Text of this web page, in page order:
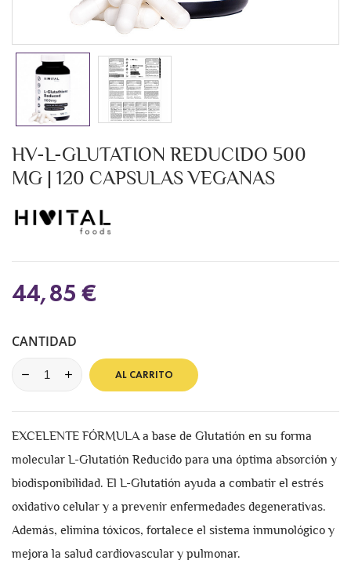
HV-L-GLUTATION REDUCIDO 500
MG | 120 CAPSULAS VEGANAS
44,85 €
CANTIDAD
AL CARRITO
EXCELENTE FÓRMULA a base de Glutatión en su forma
molecular L-Glutatión Reducido para una óptima absorción y
biodisponibilidad. El L-Glutatión ayuda a combatir el estrés
oxidativo celular y a prevenir enfermedades degenerativas.
Además, elimina tóxicos, fortalece el sistema inmunológico y
mejora la salud cardiovascular y pulmonar.